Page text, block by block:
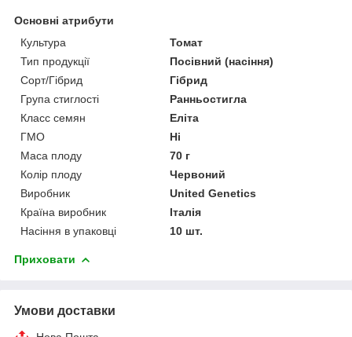
Основні атрибути
Культура
Томат
Тип продукції
Посівний (насіння)
Сорт/Гібрид
Гібрид
Група стиглості
Ранньостигла
Класс семян
Еліта
ГМО
Ні
Маса плоду
70 г
Колір плоду
Червоний
Виробник
United Genetics
Країна виробник
Італія
Насіння в упаковці
10 шт.
Приховати
Умови доставки